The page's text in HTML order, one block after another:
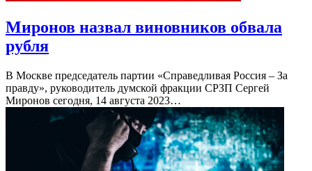
Миронов назвал виновников обвала
рубля
В Москве председатель партии «Справедливая Россия – За
правду», руководитель думской фракции СРЗП Сергей
Миронов сегодня, 14 августа 2023…